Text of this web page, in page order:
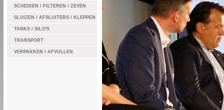
SCHEIDEN / FILTEREN / ZEVEN
SLUIZEN / AFSLUITERS / KLEPPEN
TANKS / SILO'S
TRANSPORT
VERPAKKEN / AFVULLEN